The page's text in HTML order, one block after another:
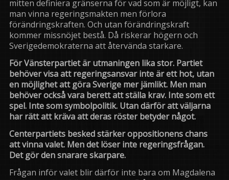
mitten definiera gränserna för vad som är möjligt, kan
man vinna regeringsmakten men förlora
förändringskraften. Och utan förändringskraft
kommer missnöjet bestå. Då riskerar högern och
Sverigedemokraterna att återvända starkare.
För Vänsterpartiet är utmaningen lika stor. Partiet
behöver visa att regeringsansvar inte är ett hot, utan
en möjlighet att göra Sverige mer jämlikt. Men man
behöver också vara berett att ställa krav. Inte som ett
spel. Inte som symbolpolitik. Utan därför att väljarna
har rätt att kräva att deras röster betyder något.
Centerpartiets besked stärker oppositionens chans
att vinna valet. Men det löser inte regeringsfrågan.
Det gör den snarare skarpare.
Frågan inför valet blir därför inte bara om Magdalena